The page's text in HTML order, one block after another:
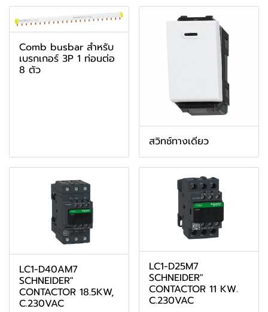
Comb busbar สำหรับ
เบรกเกอร์ 3P 1 ท่อนต่อ
8 ตัว
สวิทช์ทางเดียว
LC1-D40AM7
SCHNEIDER"
CONTACTOR 18.5KW,
C.230VAC
LC1-D25M7
SCHNEIDER"
CONTACTOR 11 KW.
C.230VAC